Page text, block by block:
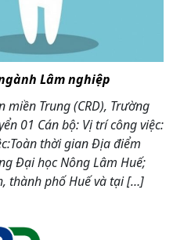
Lâm nghiệp
Trung (CRD), Trường
01 Cán bộ: Vị trí công việc:
thời gian Địa điểm
Đại học Nông Lâm Huế;
thành phố Huế và tại […]